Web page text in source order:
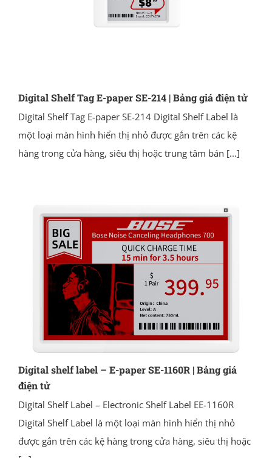
Digital Shelf Tag E-paper SE-214 | Bảng giá điện tử
Digital Shelf Tag E-paper SE-214 Digital Shelf Label là
một loại màn hình hiển thị nhỏ được gắn trên các kệ
hàng trong cửa hàng, siêu thị hoặc trung tâm bán [...]
Digital shelf label – E-paper SE-1160R | Bảng giá
điện tử
Digital Shelf Label – Electronic Shelf Label EE-1160R
Digital Shelf Label là một loại màn hình hiển thị nhỏ
được gắn trên các kệ hàng trong cửa hàng, siêu thị hoặc